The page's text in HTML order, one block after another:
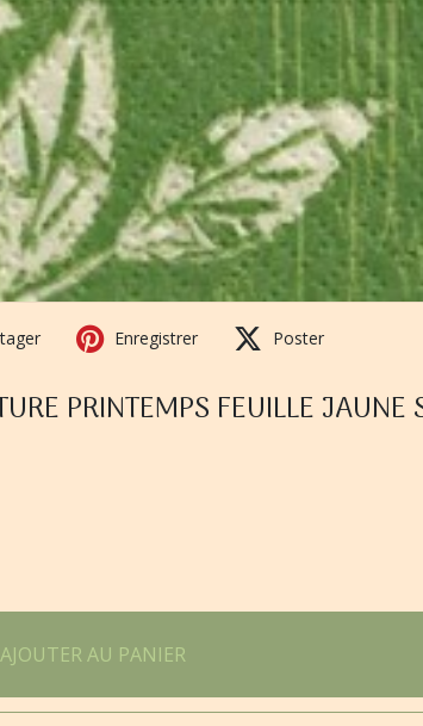
Enregistrer Poster
PRINTEMPS FEUILLE JAUNE
AJOUTER AU PANIER